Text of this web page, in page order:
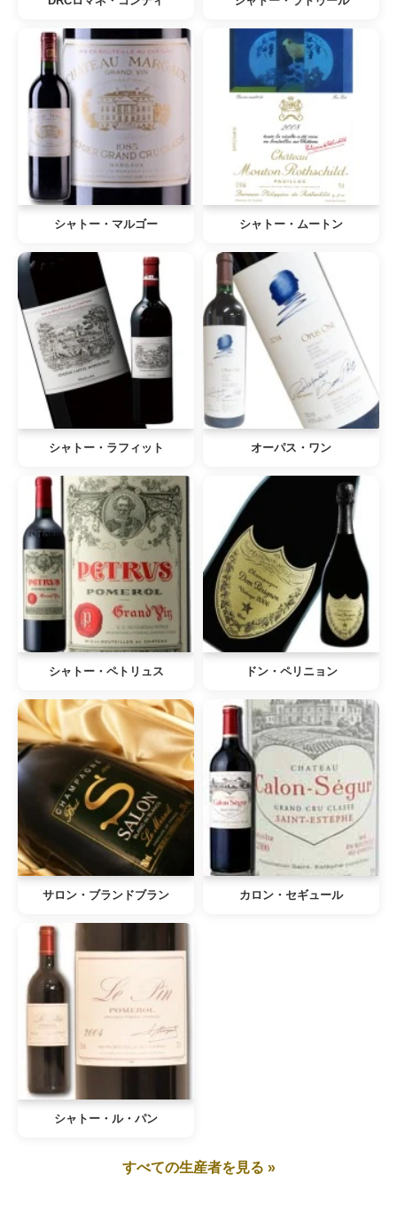
シャトー・マルゴー シャトー・ムートン
シャトー・ラフィット オーパス・ワン
シャトー・ペトリュス ドン・ペリニョン
サロン・ブランドブラン カロン・セギュール
シャトー・ル・パン
すべての生産者を見る »